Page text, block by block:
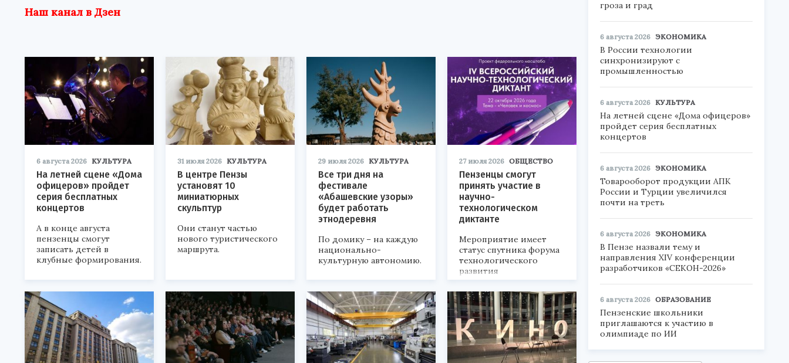
Наш канал в Дзен
6 августа 2026 КУЛЬТУРА
На летней сцене «Дома
офицеров» пройдет
серия бесплатных
концертов
А в конце августа
пензенцы смогут
записать детей в
клубные формирования.
31 июля 2026 КУЛЬТУРА
В центре Пензы
установят 10
миниатюрных
скульптур
Они станут частью
нового туристического
маршрута.
29 июля 2026 КУЛЬТУРА
Все три дня на
фестивале
«Абашевские узоры»
будет работать
этнодеревня
По домику – на каждую
национально-
культурную автономию.
27 июля 2026 ОБЩЕСТВО
Пензенцы смогут
принять участие в
научно-
технологическом
диктанте
Мероприятие имеет
статус спутника форума
технологического
развития
«Технопром-2026».
гроза и град
6 августа 2026 ЭКОНОМИКА
В России технологии
синхронизируют с
промышленностью
6 августа 2026 КУЛЬТУРА
На летней сцене «Дома офицеров»
пройдет серия бесплатных
концертов
6 августа 2026 ЭКОНОМИКА
Товарооборот продукции АПК
России и Турции увеличился
почти на треть
6 августа 2026 ЭКОНОМИКА
В Пензе назвали тему и
направления XIV конференции
разработчиков «СЕКОН-2026»
6 августа 2026 ОБРАЗОВАНИЕ
Пензенские школьники
приглашаются к участию в
олимпиаде по ИИ